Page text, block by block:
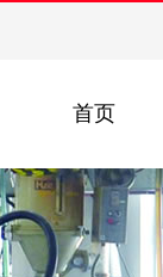
首页